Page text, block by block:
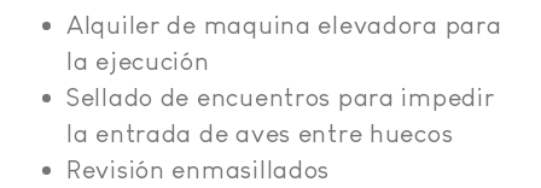
Alquiler de maquina elevadora para
la ejecución
Sellado de encuentros para impedir
la entrada de aves entre huecos
Revisión enmasillados